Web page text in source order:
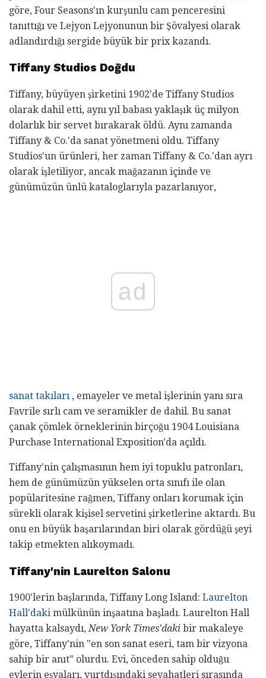
göre, Four Seasons'ın kurşunlu cam penceresini
tanıttığı ve Lejyon Lejyonunun bir Şövalyesi olarak
adlandırdığı sergide büyük bir prix kazandı.
Tiffany Studios Doğdu
Tiffany, büyüyen şirketini 1902'de Tiffany Studios
olarak dahil etti, aynı yıl babası yaklaşık üç milyon
dolarlık bir servet bırakarak öldü. Aynı zamanda
Tiffany & Co.'da sanat yönetmeni oldu. Tiffany
Studios'un ürünleri, her zaman Tiffany & Co.'dan ayrı
olarak işletiliyor, ancak mağazanın içinde ve
günümüzün ünlü kataloglarıyla pazarlanıyor,
ad
sanat takıları , emayeler ve metal işlerinin yanı sıra
Favrile sırlı cam ve seramikler de dahil. Bu sanat
çanak çömlek örneklerinin birçoğu 1904 Louisiana
Purchase International Exposition'da açıldı.
Tiffany'nin çalışmasının hem iyi topuklu patronları,
hem de günümüzün yükselen orta sınıfı ile olan
popülaritesine rağmen, Tiffany onları korumak için
sürekli olarak kişisel servetini şirketlerine aktardı. Bu
onu en büyük başarılarından biri olarak gördüğü şeyi
takip etmekten alıkoymadı.
Tiffany'nin Laurelton Salonu
1900'lerin başlarında, Tiffany Long Island: Laurelton
Hall'daki mülkünün inşaatına başladı. Laurelton Hall
hayatta kalsaydı,New York Times'daki bir makaleye
göre, Tiffany'nin "en son sanat eseri, tam bir vizyona
sahip bir anıt" olurdu. Evi, önceden sahip olduğu
evlerin eşyaları, yurtdışındaki seyahatleri sırasında